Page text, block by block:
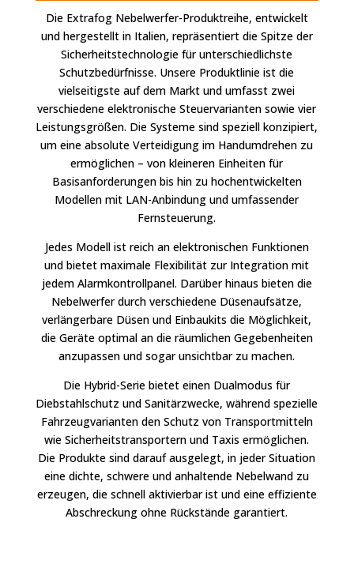
Die Extrafog Nebelwerfer-Produktreihe, entwickelt
und hergestellt in Italien, repräsentiert die Spitze der
Sicherheitstechnologie für unterschiedlichste
Schutzbedürfnisse. Unsere Produktlinie ist die
vielseitigste auf dem Markt und umfasst zwei
verschiedene elektronische Steuervarianten sowie vier
Leistungsgrößen. Die Systeme sind speziell konzipiert,
um eine absolute Verteidigung im Handumdrehen zu
ermöglichen – von kleineren Einheiten für
Basisanforderungen bis hin zu hochentwickelten
Modellen mit LAN-Anbindung und umfassender
Fernsteuerung.
Jedes Modell ist reich an elektronischen Funktionen
und bietet maximale Flexibilität zur Integration mit
jedem Alarmkontrollpanel. Darüber hinaus bieten die
Nebelwerfer durch verschiedene Düsenaufsätze,
verlängerbare Düsen und Einbaukits die Möglichkeit,
die Geräte optimal an die räumlichen Gegebenheiten
anzupassen und sogar unsichtbar zu machen.
Die Hybrid-Serie bietet einen Dualmodus für
Diebstahlschutz und Sanitärzwecke, während spezielle
Fahrzeugvarianten den Schutz von Transportmitteln
wie Sicherheitstransportern und Taxis ermöglichen.
Die Produkte sind darauf ausgelegt, in jeder Situation
eine dichte, schwere und anhaltende Nebelwand zu
erzeugen, die schnell aktivierbar ist und eine effiziente
Abschreckung ohne Rückstände garantiert.